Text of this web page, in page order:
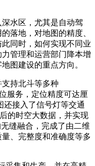
水区，尤其是自动驾
落地，对地图的精度、
同时，如何实现不同业
管理和运营部门降本增
图建设的重点方向。
持北斗等多种
服务，定位精度可达厘
还接入了信号灯等交通
的时空大数据，并实现
缝融合，完成了由二维
、完整度和准确度等多